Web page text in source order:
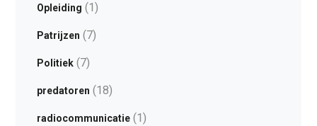
Opleiding (1)
Patrijzen (7)
Politiek(7)
predatoren (18)
radiocommunicatie(1)